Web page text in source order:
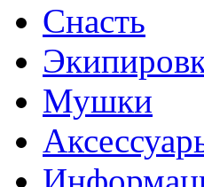
Снасть
Мушки